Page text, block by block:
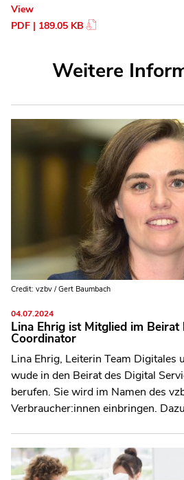
View
PDF | 189.05 KB
Weitere
Credit: vzbv / Gert Baumbach
04.07.2024
Lina Ehrig ist Mitglied im Beirat
Coordinator
Lina Ehrig, Leiterin Team Digitales
wude in den Beirat des Digital
berufen. Sie wird im Namen des
Verbraucher:innen einbringen.